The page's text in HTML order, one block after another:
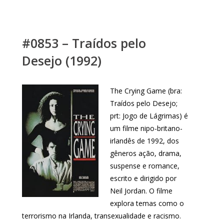
#0853 – Traídos pelo
Desejo (1992)
The Crying Game (bra:
Traídos pelo Desejo;
prt: Jogo de Lágrimas) é
um filme nipo-britano-
irlandês de 1992, dos
gêneros ação, drama,
suspense e romance,
escrito e dirigido por
Neil Jordan. O filme
explora temas como o
terrorismo na Irlanda, transexualidade e racismo.